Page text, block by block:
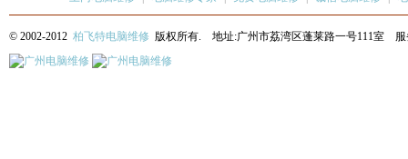
© 2002-2012 柏飞特电脑维修 版权所有. 地址:广州市荔湾区蓬莱路一号111室 服